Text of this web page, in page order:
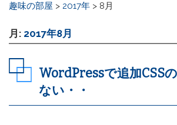
趣味の部屋 > 2017年 > 8月
月: 2017年8月
WordPressで追加CSS
ない・・